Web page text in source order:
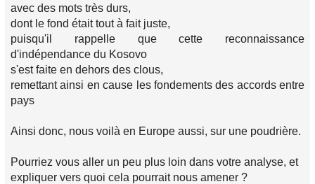
avec des mots très durs,
dont le fond était tout à fait juste,
puisqu'il rappelle que cette reconnaissance
d'indépendance du Kosovo
s'est faite en dehors des clous,
remettant ainsi en cause les fondements des accords entre
pays
Ainsi donc, nous voilà en Europe aussi, sur une poudrière.
Pourriez vous aller un peu plus loin dans votre analyse, et
expliquer vers quoi cela pourrait nous amener ?